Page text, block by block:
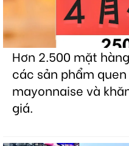
Hơn 2.500 mặt
các sản phẩm
mayonnaise và
giá.